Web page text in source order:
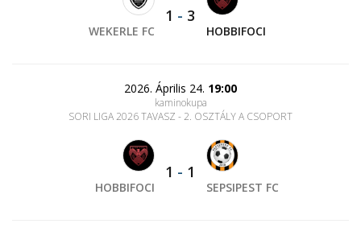
WEKERLE FC
1 - 3
HOBBIFOCI
2026. Április 24. 19:00
kaminokupa
SORI LIGA 2026 TAVASZ - 2. OSZTÁLY A CSOPORT
HOBBIFOCI
1 - 1
SEPSIPEST FC